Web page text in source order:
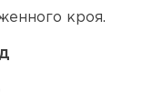
кроя.